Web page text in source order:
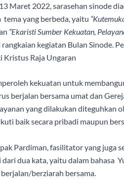
Maret 2022, sarasehan sinode
tema yang berbeda, yaitu
“Ekaristi Sumber Kekuatan,
kegiatan Bulan Sinode.
Kristus Raja Ungaran
kekuatan untuk
berjalan bersama umat dan
yang dilakukan diteguhkan
baik secara pribadi maupun
Pardiman, fasilitator yang juga
dua kata, yaitu dalam bahasa
berziarah bersama.